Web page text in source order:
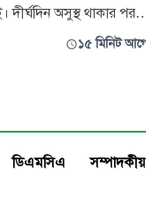
দীর্ঘদিন অসুস্থ থাকার পর
রোসারিওর একটি
১৫ মিনিট
ডিএমসিএ